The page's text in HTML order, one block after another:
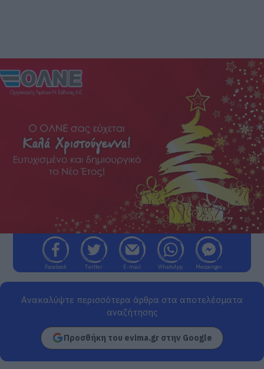
Facebook Twitter E-mail WhatsApp Messenger
Ανακαλύψτε περισσότερα άρθρα στα αποτελέσματα
αναζήτησης
Προσθήκη του evima.gr στην Google